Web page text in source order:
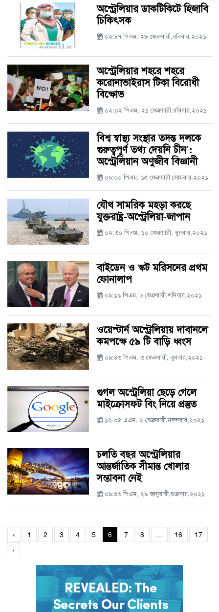
অস্ট্রেলিয়ার ডাকটিকিটে হিজাবি
চিকিৎসক
০২:৪৭ পিএম, ২৮ ফেব্রুয়ারী,রবিবার,২০২১
অস্ট্রেলিয়ার শহরে শহরে
করোনাভাইরাস টিকা বিরোধী
বিক্ষোভ
০২:০২ পিএম, ২১ ফেব্রুয়ারী,রবিবার,২০২১
বিশ্ব স্বাস্থ্য সংস্থার তদন্ত দলকে
গুরুত্বপূর্ণ তথ্য দেয়নি চীন’:
অস্ট্রেলিয়ান অণুজীব বিজ্ঞানী
০৬:০০ পিএম, ১৫ ফেব্রুয়ারী,সোমবার,২০২১
যৌথ সামরিক মহড়া করছে
যুক্তরাষ্ট্র-অস্ট্রেলিয়া-জাপান
০২:৩০ পিএম, ১০ ফেব্রুয়ারী, বুধবার,২০২১
বাইডেন ও স্কট মরিসনের প্রথম
ফোনালাপ
০৯:১৯ পিএম, ৬ ফেব্রুয়ারী,শনিবার,২০২১
ওয়েস্টার্ন অস্ট্রেলিয়ায় দাবানলে
কমপক্ষে ৫৯ টি বাড়ি ধ্বংস
০৯:৪৩ পিএম, ৩ ফেব্রুয়ারী, বুধবার,২০২১
গুগল অস্ট্রেলিয়া ছেড়ে গেলে
মাইক্রোসফট বিং নিয়ে প্রস্তুত
১২:০৫ এএম, ২ ফেব্রুয়ারী,মঙ্গলবার,২০২১
চলতি বছর অস্ট্রেলিয়ার
আন্তর্জাতিক সীমান্ত খোলার
সম্ভাবনা নেই
০৯:৪৩ পিএম, ২৯ জানুয়ারী,শুক্রবার,২০২১
‹ 1 2 3 4 5 6 7 8 ... 16
17
›